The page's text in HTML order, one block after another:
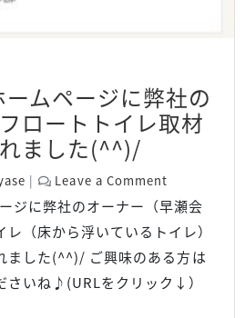
ムページに弊社の
ロートトイレ取材
ました(^^)/
| Leave a Comment
ジに弊社のオーナー（早瀬会
（床から浮いているトイレ）
ました(^^)/ ご興味のある方は
さいね♪(URLをクリック↓）